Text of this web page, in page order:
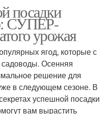
посадки
СУПЕР-
урожая
ягод, которые с
Осенняя
решение для
в следующем сезоне. В
успешной посадки
вам вырастить